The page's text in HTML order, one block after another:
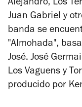
Alejandro, Los
Juan Gabriel y
banda se
"Almohada",
José. José
Los Vaguens y
producido por